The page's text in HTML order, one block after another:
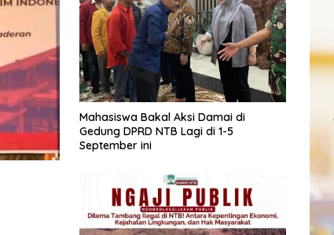
Mahasiswa Bakal Aksi Damai di
Gedung DPRD NTB Lagi di 1-5
September ini